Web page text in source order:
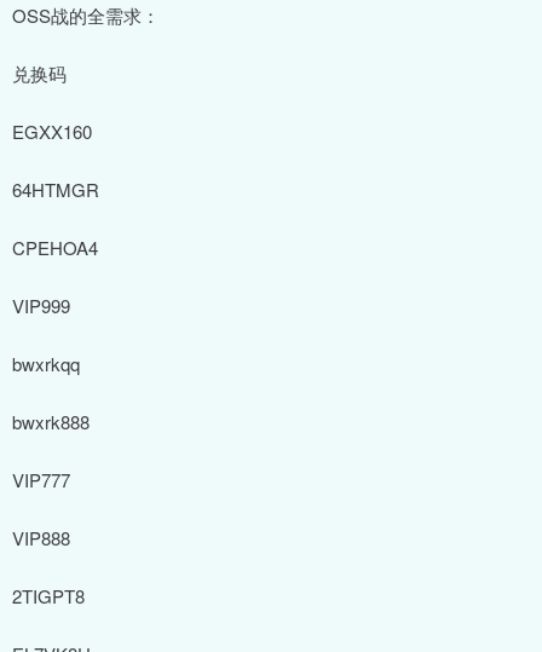
OSS战的全需求：
兑换码
EGXX160
64HTMGR
CPEHOA4
VIP999
bwxrkqq
bwxrk888
VIP777
VIP888
2TIGPT8